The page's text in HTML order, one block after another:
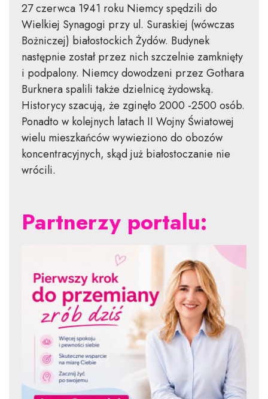
27 czerwca 1941 roku Niemcy spędzili do
Wielkiej Synagogi przy ul. Suraskiej (wówczas
Bożniczej) białostockich Żydów. Budynek
następnie został przez nich szczelnie zamknięty
i podpalony. Niemcy dowodzeni przez Gothara
Burknera spalili także dzielnicę żydowską.
Historycy szacują, że zginęło 2000 -2500 osób.
Ponadto w kolejnych latach II Wojny Światowej
wielu mieszkańców wywieziono do obozów
koncentracyjnych, skąd już białostoczanie nie
wrócili.
Partnerzy portalu: